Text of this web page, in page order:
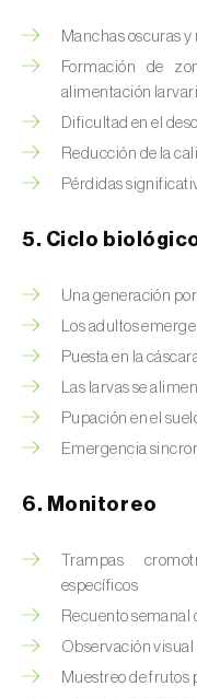
Brugo de la
Cacoecia de los
Cantárida ( Lytta
Capua de los
Cecidomía
Ceutorrinco de la
quadridens)
Ceutorrinco de
Chinche de la
occidentalis)
Chinche de los
peregrinus)
Chinche del sur (
Manchas oscuras
Formación de
alimentación
Dificultad en el
Reducción de la
Pérdidas
5. Ciclo
Una generación
Los adultos
Puesta en la
Las larvas se
Pupación en el
Emergencia
6. Monitoreo
Trampas
específicos
Recuento semanal
Observación visual
Muestreo de frutos